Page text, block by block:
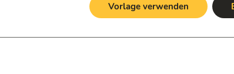
Vorlage verwenden